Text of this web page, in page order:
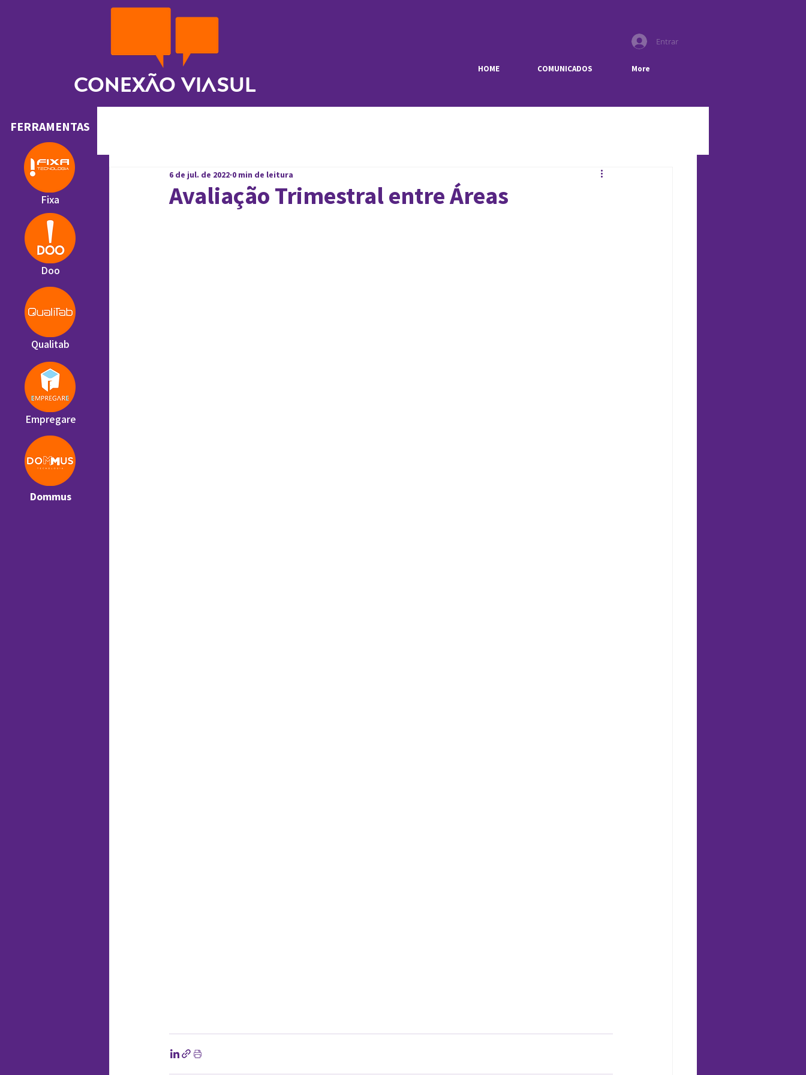
Conexão ViaSul
Entrar
HOME COMUNICADOS More
Avaliação Trimestral entre Áreas
6 de jul. de 2022 0 min de leitura
FERRAMENTAS
Fixa
Doo
Qualitab
Empregare
Dommus